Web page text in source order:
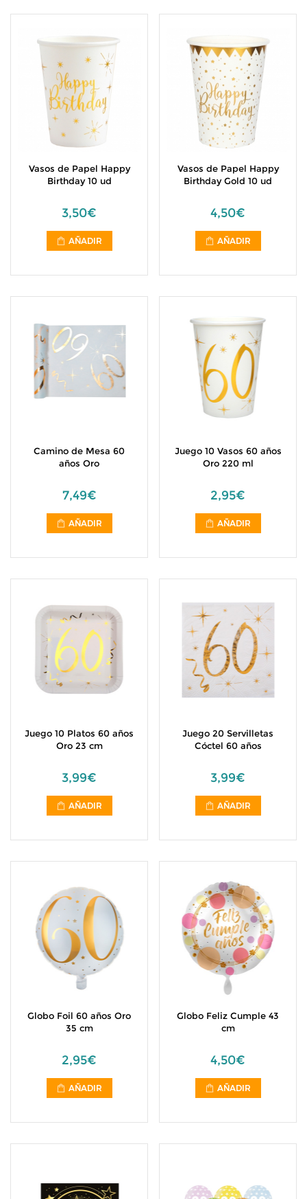
Vasos de Papel Happy
Birthday 10 ud
3,50€
AÑADIR
Vasos de Papel Happy
Birthday Gold 10 ud
4,50€
AÑADIR
Camino de Mesa 60
años Oro
7,49€
AÑADIR
Juego 10 Vasos 60 años
Oro 220 ml
2,95€
AÑADIR
Juego 10 Platos 60 años
Oro 23 cm
3,99€
AÑADIR
Juego 20 Servilletas
Cóctel 60 años
3,99€
AÑADIR
Globo Foil 60 años Oro
35 cm
2,95€
AÑADIR
Globo Feliz Cumple 43
cm
4,50€
AÑADIR